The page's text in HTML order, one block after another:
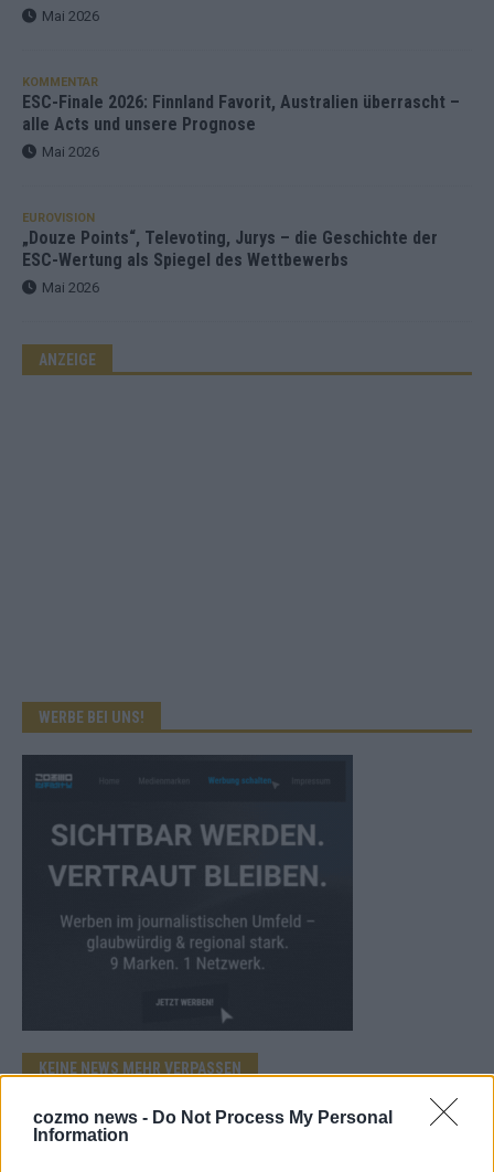
cozmo news - Do Not Process My Personal
Information
Mai 2026
KOMMENTAR
ESC-Finale 2026: Finnland Favorit, Australien überrascht –
alle Acts und unsere Prognose
Mai 2026
EUROVISION
„Douze Points“, Televoting, Jurys – die Geschichte der
ESC-Wertung als Spiegel des Wettbewerbs
Mai 2026
ANZEIGE
WERBE BEI UNS!
KEINE NEWS MEHR VERPASSEN